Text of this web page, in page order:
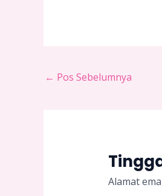
← Pos Sebelumnya
Alamat